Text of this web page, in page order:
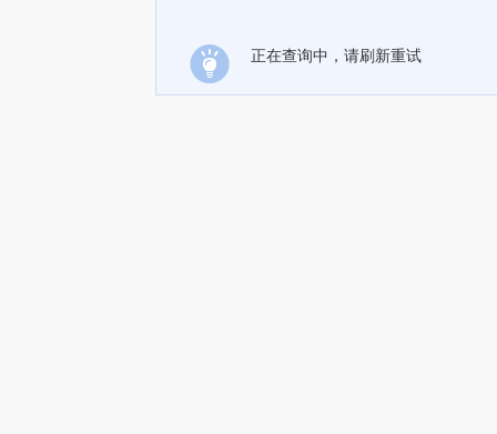
正在查询中，请刷新重试